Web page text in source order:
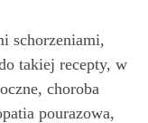
schorzeniami,
takiej recepty, w
choroba
pourazowa,